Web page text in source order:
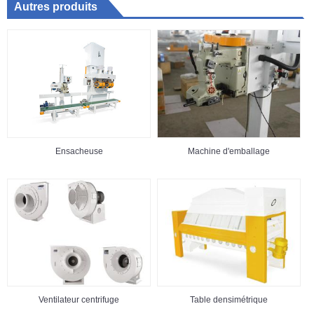
Autres produits
Ensacheuse Machine d'emballage
Ventilateur centrifuge Table densimétrique